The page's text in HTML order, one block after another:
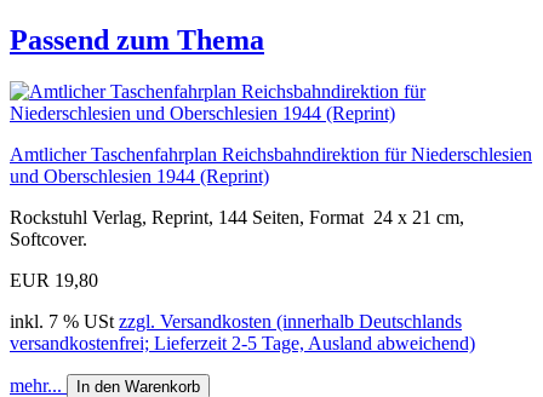
Passend zum Thema
Amtlicher Taschenfahrplan Reichsbahndirektion für Niederschlesien
und Oberschlesien 1944 (Reprint)
Rockstuhl Verlag, Reprint, 144 Seiten, Format 24 x 21 cm,
Softcover.
EUR 19,80
inkl. 7 % USt zzgl. Versandkosten (innerhalb Deutschlands
versandkostenfrei; Lieferzeit 2-5 Tage, Ausland abweichend)
mehr... In den Warenkorb